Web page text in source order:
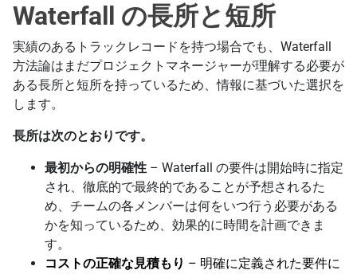
Waterfall の長所と短所
実績のあるトラックレコードを持つ場合でも、Waterfall
方法論はまだプロジェクトマネージャーが理解する必要が
ある長所と短所を持っているため、情報に基づいた選択を
します。
長所は次のとおりです。
最初からの明確性 – Waterfall の要件は開始時に指定
され、徹底的で最終的であることが予想されるた
め、チームの各メンバーは何をいつ行う必要がある
かを知っているため、効果的に時間を計画できま
す。
コストの正確な見積もり – 明確に定義された要件に